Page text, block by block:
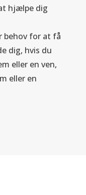
hjælpe dig
behov for at få
dig, hvis du
eller en ven,
eller en